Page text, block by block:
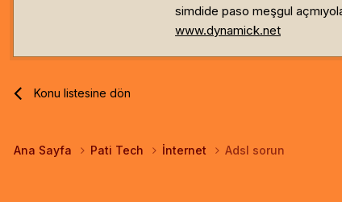
simdide paso meşgul
www.dynamick.net
Konu listesine dön
Ana Sayfa Pati Tech İnternet Adsl sorun